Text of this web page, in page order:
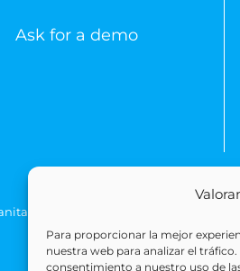
Para proporcionar la mejor
nuestra web para analizar el
consentimiento a nuestro uso de
Ask for a demo
| All Rights Reserved